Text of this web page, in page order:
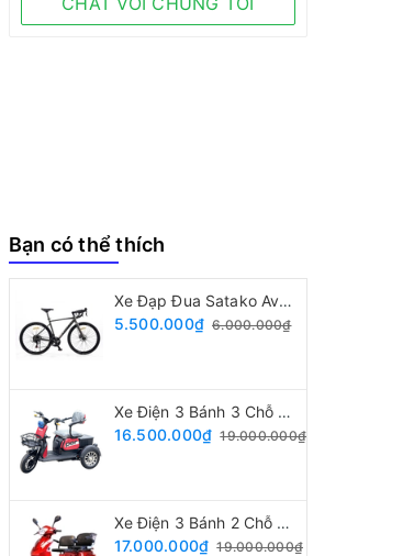
Bạn có thể thích
Xe Đạp Đua Satako Avakan
5.500.000₫ 6.000.000₫
Xe Điện 3 Bánh 3 Chỗ Ngồi
16.500.000₫ 19.000.000₫
Xe Điện 3 Bánh 2 Chỗ Ngồi
17.000.000₫ 19.000.000₫